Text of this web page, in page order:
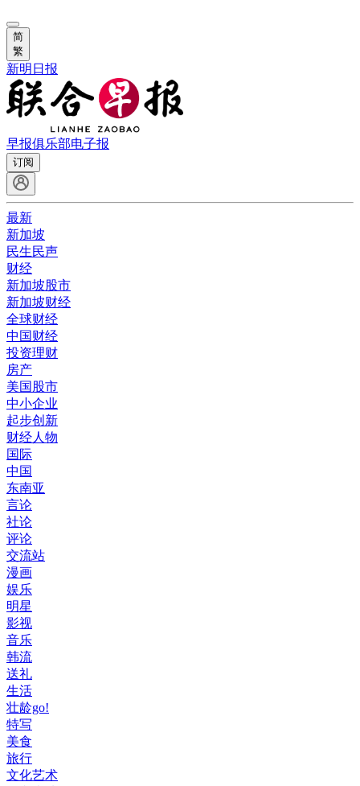
简
繁
新明日报
早报俱乐部电子报
订阅
最新
新加坡
民生民声
财经
新加坡股市
新加坡财经
全球财经
中国财经
投资理财
房产
美国股市
中小企业
起步创新
财经人物
国际
中国
东南亚
言论
社论
评论
交流站
漫画
娱乐
明星
影视
音乐
韩流
送礼
生活
壮龄go!
特写
美食
旅行
文化艺术